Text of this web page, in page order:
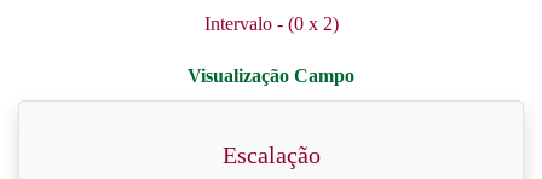
Intervalo - (0 x 2)
Escalação